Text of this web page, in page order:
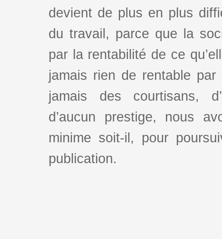
devient de plus en plus
du travail, parce que la
par la rentabilité de ce
jamais rien de rentable
jamais des courtisans,
d’aucun prestige, nous
minime soit-il, pour
publication.